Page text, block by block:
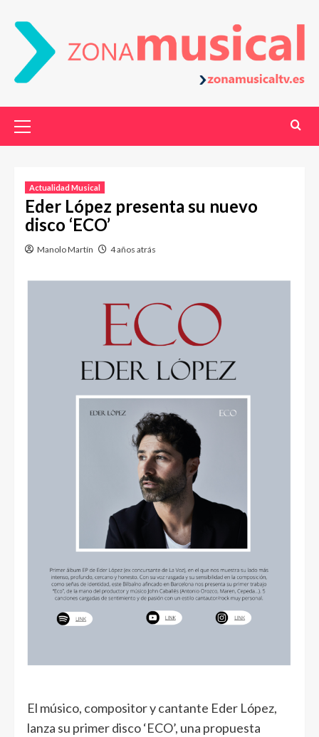
Actualidad Musical
Eder López presenta su nuevo
disco ‘ECO’
Manolo Martín 4 años atrás
El músico, compositor y cantante Eder López,
lanza su primer disco ‘ECO’, una propuesta